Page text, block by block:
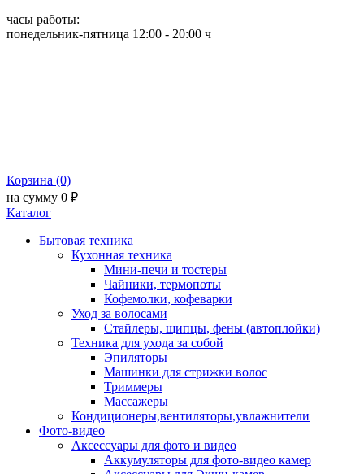
часы работы:
понедельник-пятница 12:00 - 20:00 ч
Корзина (0)
на сумму 0 ₽
Каталог
Бытовая техника
Кухонная техника
Мини-печи и тостеры
Чайники, термопоты
Кофемолки, кофеварки
Уход за волосами
Стайлеры, щипцы, фены (автоплойки)
Техника для ухода за собой
Эпиляторы
Машинки для стрижки волос
Триммеры
Массажеры
Кондиционеры,вентиляторы,увлажнители
Фото-видео
Аксессуары для фото и видео
Аккумуляторы для фото-видео камер